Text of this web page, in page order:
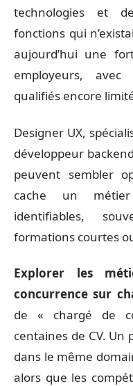
technologies et
fonctions qui
aujourd’hui une
employeurs,
qualifiés encore
Designer UX,
développeur
peuvent sembler
cache un
identifiables,
formations courtes
Explorer les
concurrence sur
de « chargé de
centaines de CV. Un
dans le même
alors que les